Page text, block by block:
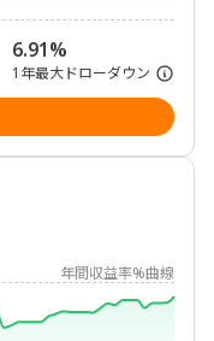
6.91%
1年最大ドローダウン
年間収益率%曲線